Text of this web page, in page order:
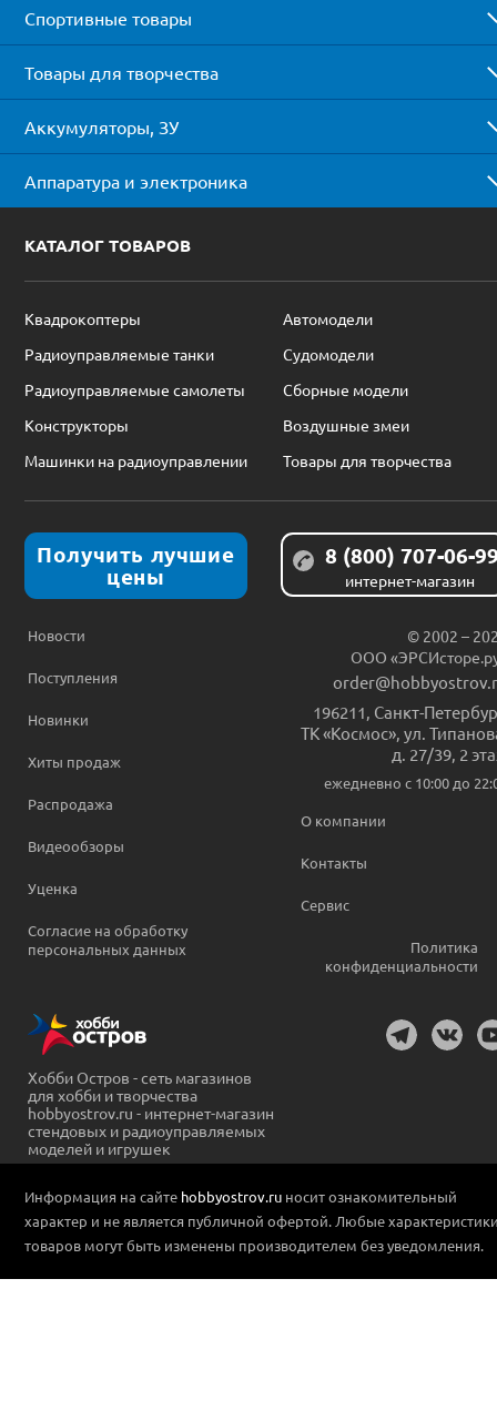
Спортивные товары
Товары для творчества
Аккумуляторы, ЗУ
Аппаратура и электроника
КАТАЛОГ ТОВАРОВ
Квадрокоптеры
Автомодели
Радиоуправляемые танки
Судомодели
Радиоуправляемые самолеты
Сборные модели
Конструкторы
Воздушные змеи
Машинки на радиоуправлении
Товары для творчества
Получить лучшие
цены
8 (800) 707-06-
интернет-магазин
Новости
Поступления
Новинки
Хиты продаж
Распродажа
Видеообзоры
Уценка
Согласие на обработку
персональных данных
© 2002 –
ООО
196211 Санкт-
ТК «Космос», ул.
д. 27/39, 2
ежедневно c 10:00 до
О компании
Контакты
Сервис
Политика
конфиденциальности
Хобби Остров - сеть магазинов
для хобби и творчества
hobbyostrov.ru - интернет-магазин
стендовых и радиоуправляемых
моделей и игрушек
Информация на сайте hobbyostrov.ru носит ознакомительный
характер и не является публичной офертой. Любые
товаров могут быть изменены производителем без уведомления.